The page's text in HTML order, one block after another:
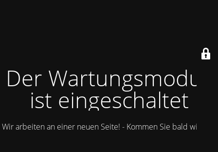
Der Wartungsmodus
ist eingeschaltet
Wir arbeiten an einer neuen Seite! - Kommen Sie bald wieder.